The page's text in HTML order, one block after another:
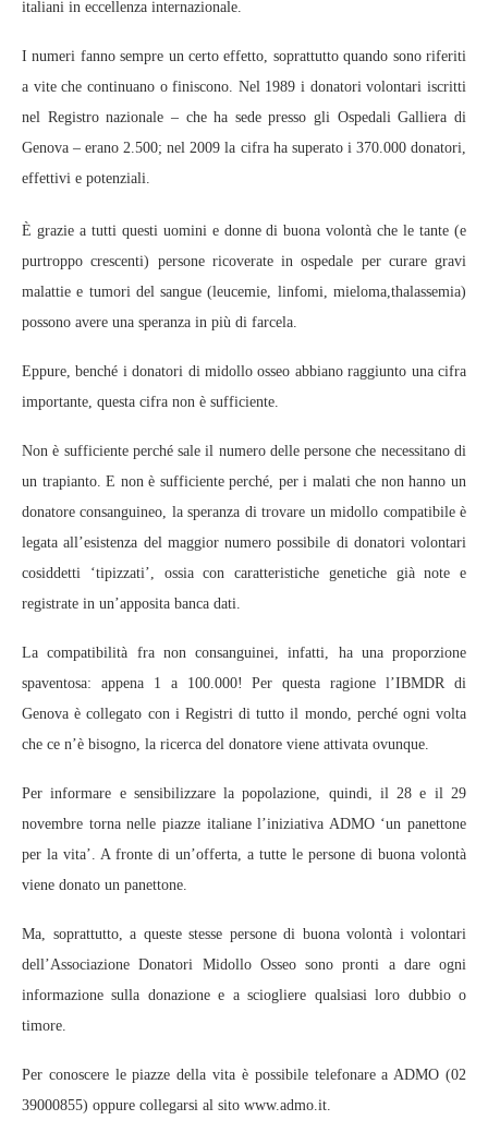
italiani in eccellenza internazionale.
I numeri fanno sempre un certo effetto, soprattutto quando sono riferiti
a vite che continuano o finiscono. Nel 1989 i donatori volontari iscritti
nel Registro nazionale – che ha sede presso gli Ospedali Galliera di
Genova – erano 2.500; nel 2009 la cifra ha superato i 370.000 donatori,
effettivi e potenziali.
È grazie a tutti questi uomini e donne di buona volontà che le tante (e
purtroppo crescenti) persone ricoverate in ospedale per curare gravi
malattie e tumori del sangue (leucemie, linfomi, mieloma,thalassemia)
possono avere una speranza in più di farcela.
Eppure, benché i donatori di midollo osseo abbiano raggiunto una cifra
importante, questa cifra non è sufficiente.
Non è sufficiente perché sale il numero delle persone che necessitano di
un trapianto. E non è sufficiente perché, per i malati che non hanno un
donatore consanguineo, la speranza di trovare un midollo compatibile è
legata all’esistenza del maggior numero possibile di donatori volontari
cosiddetti ‘tipizzati’, ossia con caratteristiche genetiche già note e
registrate in un’apposita banca dati.
La compatibilità fra non consanguinei, infatti, ha una proporzione
spaventosa: appena 1 a 100.000! Per questa ragione l’IBMDR di
Genova è collegato con i Registri di tutto il mondo, perché ogni volta
che ce n’è bisogno, la ricerca del donatore viene attivata ovunque.
Per informare e sensibilizzare la popolazione, quindi, il 28 e il 29
novembre torna nelle piazze italiane l’iniziativa ADMO ‘un panettone
per la vita’. A fronte di un’offerta, a tutte le persone di buona volontà
viene donato un panettone.
Ma, soprattutto, a queste stesse persone di buona volontà i volontari
dell’Associazione Donatori Midollo Osseo sono pronti a dare ogni
informazione sulla donazione e a sciogliere qualsiasi loro dubbio o
timore.
Per conoscere le piazze della vita è possibile telefonare a ADMO (02
39000855) oppure collegarsi al sito www.admo.it.